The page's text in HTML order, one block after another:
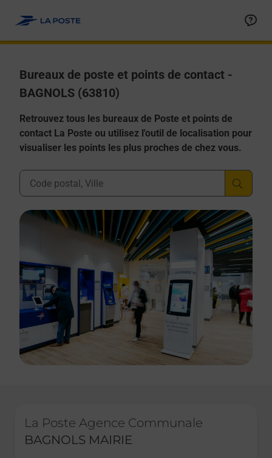
Bureaux de poste et points de contact -
BAGNOLS (63810)
Retrouvez tous les bureaux de Poste et points de
contact La Poste ou utilisez l'outil de localisation pour
visualiser les points les plus proches de chez vous.
Ville, Département, Code Postal
La Poste Agence Communale
BAGNOLS MAIRIE